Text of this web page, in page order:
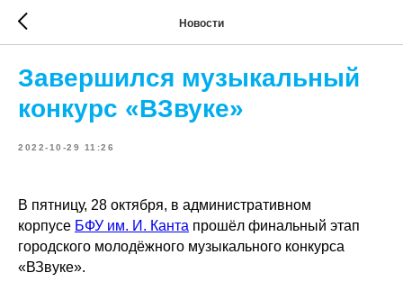
Новости
Завершился музыкальный
конкурс «ВЗвуке»
2022-10-29 11:26
В пятницу, 28 октября, в административном
корпусе БФУ им. И. Канта прошёл финальный этап
городского молодёжного музыкального конкурса
«ВЗвуке».